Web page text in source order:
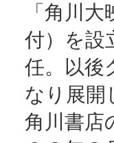
「角川
付）を設
任。以後
なり展開
角川書店